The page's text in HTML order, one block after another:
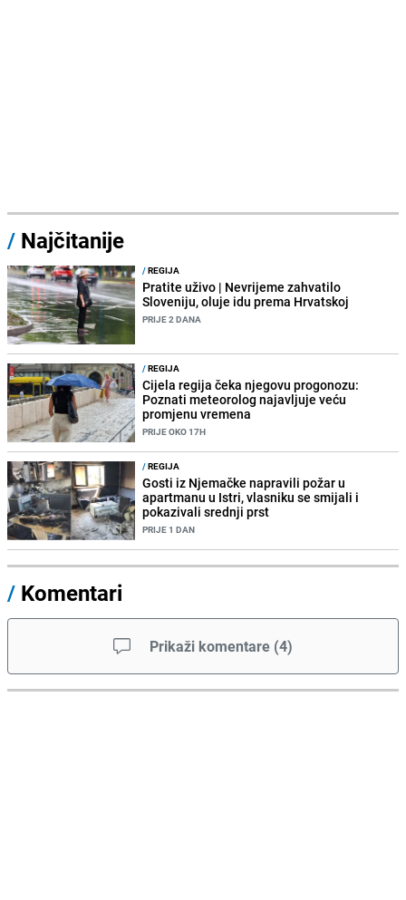
/ Najčitanije
/REGIJA
Pratite uživo | Nevrijeme zahvatilo
Sloveniju, oluje idu prema Hrvatskoj
PRIJE 2 DANA
/REGIJA
Cijela regija čeka njegovu progonozu:
Poznati meteorolog najavljuje veću
promjenu vremena
PRIJE OKO 17H
/REGIJA
Gosti iz Njemačke napravili požar u
apartmanu u Istri, vlasniku se smijali i
pokazivali srednji prst
PRIJE 1 DAN
/ Komentari
Prikaži komentare (4)